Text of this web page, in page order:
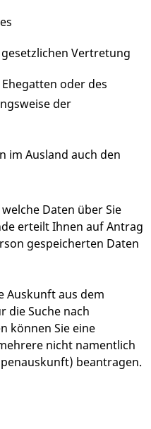
Vertretung
oder des
der
im Ausland auch den
Daten über Sie
erteilt Ihnen auf Antrag
gespeicherten Daten
Auskunft aus dem
die Suche nach
können Sie eine
nicht namentlich
beantragen.